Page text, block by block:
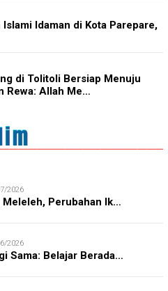
Idaman di Kota Parepare,
di Tolitoli Bersiap Menuju
Rewa: Allah Me…
2026
Meleleh, Perubahan Ik…
2026
Sama: Belajar Berada…